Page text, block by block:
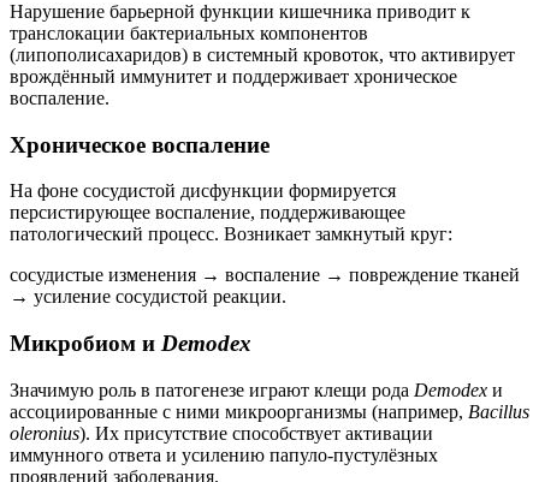
Нарушение барьерной функции кишечника приводит к
транслокации бактериальных компонентов
(липополисахаридов) в системный кровоток, что активирует
врождённый иммунитет и поддерживает хроническое
воспаление.
Хроническое воспаление
На фоне сосудистой дисфункции формируется
персистирующее воспаление, поддерживающее
патологический процесс. Возникает замкнутый круг:
сосудистые изменения → воспаление → повреждение тканей
→ усиление сосудистой реакции.
Микробиом и Demodex
Значимую роль в патогенезе играют клещи рода Demodex и
ассоциированные с ними микроорганизмы (например, Bacillus
oleronius). Их присутствие способствует активации
иммунного ответа и усилению папуло-пустулёзных
проявлений заболевания.